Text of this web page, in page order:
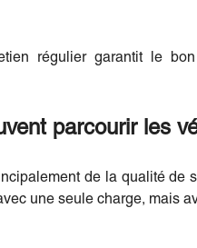
régulier garantit le
parcourir les
de la qualité
une seule charge, mais